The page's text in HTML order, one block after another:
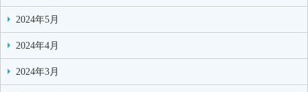
2024年5月
2024年4月
2024年3月